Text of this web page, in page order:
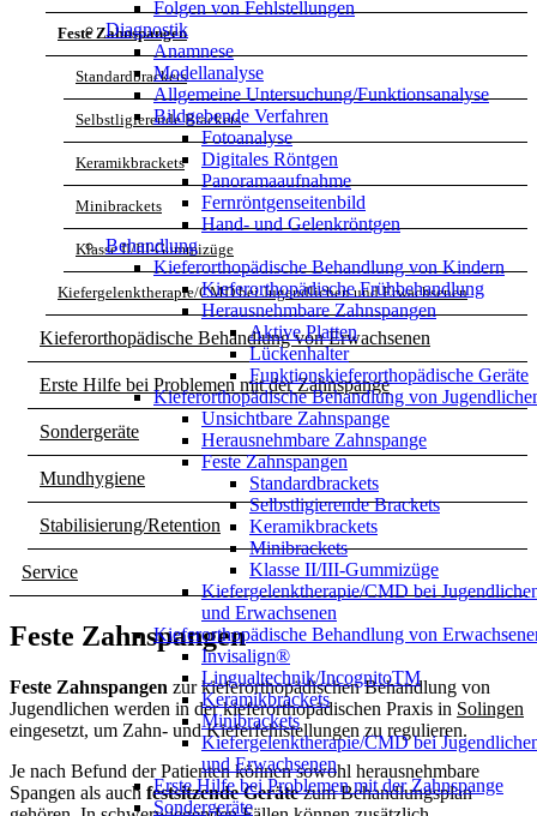
Folgen von Fehlstellungen
Diagnostik
Anamnese
Modellanalyse
Allgemeine Untersuchung/Funktionsanalyse
Bildgebende Verfahren
Fotoanalyse
Digitales Röntgen
Panoramaaufnahme
Fernröntgenseitenbild
Hand- und Gelenkröntgen
Behandlung
Kieferorthopädische Behandlung von Kindern
Kieferorthopädische Frühbehandlung
Herausnehmbare Zahnspangen
Aktive Platten
Lückenhalter
Funktionskieferorthopädische Geräte
Kieferorthopädische Behandlung von
Unsichtbare Zahnspange
Herausnehmbare Zahnspange
Feste Zahnspangen
Standardbrackets
Selbstligierende Brackets
Keramikbrackets
Minibrackets
Klasse II/III-Gummizüge
Kiefergelenktherapie/CMD bei
und Erwachsenen
Kieferorthopädische Behandlung von
Invisalign®
Lingualtechnik/IncognitoTM
Keramikbrackets
Minibrackets
Kiefergelenktherapie/CMD bei
und Erwachsenen
Erste Hilfe bei Problemen mit der Zahnspange
Sondergeräte
Feste Zahnspangen
Standardbrackets
Selbstligierende Brackets
Keramikbrackets
Minibrackets
Klasse II/III-Gummizüge
Kiefergelenktherapie/CMD bei Jugendlichen und Erwachsenen
Kieferorthopädische Behandlung von Erwachsenen
Erste Hilfe bei Problemen mit der Zahnspange
Sondergeräte
Mundhygiene
Stabilisierung/Retention
Service
Feste Zahnspangen
Feste Zahnspangen zur kieferorthopädischen Behandlung von
Jugendlichen werden in der kieferorthopädischen Praxis in Solingen
eingesetzt, um Zahn- und Kieferfehlstellungen zu regulieren.
Je nach Befund der Patienten können sowohl herausnehmbare
Spangen als auch festsitzende Gerätezum Behandlungsplan